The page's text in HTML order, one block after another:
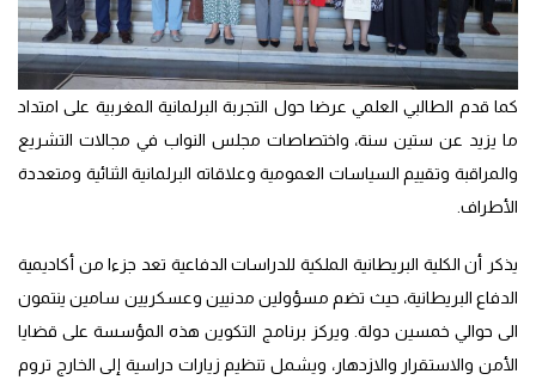
كما قدم الطالبي العلمي عرضا حول التجربة البرلمانية المغربية على امتداد
ما يزيد عن ستين سنة، واختصاصات مجلس النواب في مجالات التشريع
والمراقبة وتقييم السياسات العمومية وعلاقاته البرلمانية الثنائية ومتعددة
الأطراف.
يذكر أن الكلية البريطانية الملكية للدراسات الدفاعية تعد جزءا من أكاديمية
الدفاع البريطانية، حيث تضم مسؤولين مدنيين وعسكريين سامين ينتمون
الى حوالي خمسين دولة. ويركز برنامج التكوين هذه المؤسسة على قضايا
الأمن والاستقرار والازدهار، ويشمل تنظيم زيارات دراسية إلى الخارج تروم